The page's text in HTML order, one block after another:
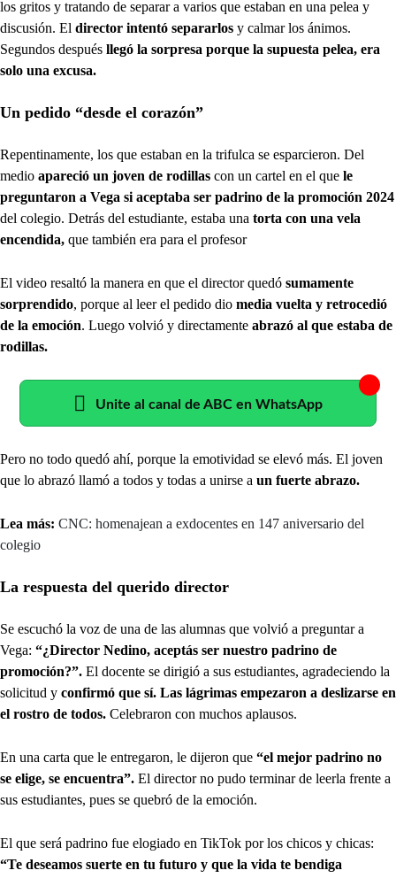
los gritos y tratando de separar a varios que estaban en una pelea y
discusión. El director intentó separarlos y calmar los ánimos.
Segundos después llegó la sorpresa porque la supuesta pelea, era
solo una excusa.
Un pedido “desde el corazón”
Repentinamente, los que estaban en la trifulca se esparcieron. Del
medio apareció un joven de rodillas con un cartel en el que le
preguntaron a Vega si aceptaba ser padrino de la promoción 2024
del colegio. Detrás del estudiante, estaba una torta con una vela
encendida, que también era para el profesor
El video resaltó la manera en que el director quedó sumamente
sorprendido, porque al leer el pedido dio media vuelta y retrocedió
de la emoción. Luego volvió y directamente abrazó al que estaba de
rodillas.
Unite al canal de ABC en WhatsApp
Pero no todo quedó ahí, porque la emotividad se elevó más. El joven
que lo abrazó llamó a todos y todas a unirse a un fuerte abrazo.
Lea más: CNC: homenajean a exdocentes en 147 aniversario del
colegio
La respuesta del querido director
Se escuchó la voz de una de las alumnas que volvió a preguntar a
Vega: “¿Director Nedino, aceptás ser nuestro padrino de
promoción?”. El docente se dirigió a sus estudiantes, agradeciendo la
solicitud y confirmó que sí. Las lágrimas empezaron a deslizarse en
el rostro de todos. Celebraron con muchos aplausos.
En una carta que le entregaron, le dijeron que “el mejor padrino no
se elige, se encuentra”. El director no pudo terminar de leerla frente a
sus estudiantes, pues se quebró de la emoción.
El que será padrino fue elogiado en TikTok por los chicos y chicas:
“Te deseamos suerte en tu futuro y que la vida te bendiga